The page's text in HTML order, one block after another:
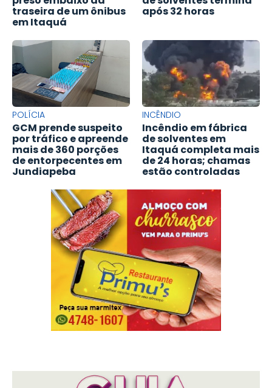
traseira de um ônibus
em Itaquá
após 32 horas
POLÍCIA
GCM prende suspeito
por tráfico e apreende
mais de 360 porções
de entorpecentes em
Jundiapeba
INCÊNDIO
Incêndio em fábrica
de solventes em
Itaquá completa mais
de 24 horas; chamas
estão controladas